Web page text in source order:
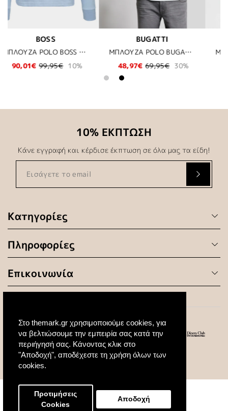
Στο themark.gr χρησιμοποιούμε cookies, για
να βελτιώσουμε την εμπειρία σας κατά την
περιήγησή σας. Κάνοντας κλικ στο
"Αποδοχή", αποδέχεστε τη χρήση όλων των
cookies.
Προτιμήσεις
Cookies
Αποδοχή
ΜΠΛΟΥΖΑ POLO BUGATTI - 10 ΛΕΥΚΟ
30%
ΜΠΛΟΥΖΑ POLO ΠΛΕΚΤΗ BUGATTI - 390 ΜΠΛΕ
87,50€ 125,00€ 30%
349,30€ 499,00€
Κατηγορίες
Πληροφορίες
Επικοινωνία
10% ΕΚΠΤΩΣΗ
Κάνε εγγραφή και κέρδισε έκπτωση σε όλα μας τα είδη!
© 2020 All Rights Reserved. Created by